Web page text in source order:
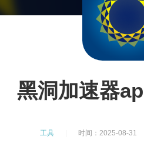
黑洞加速器
工具 时间：2025-08-31